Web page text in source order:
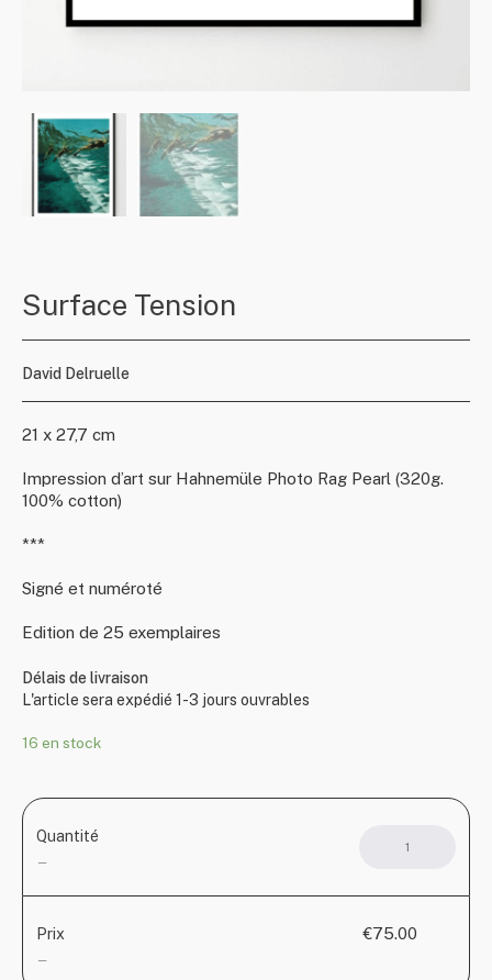
Surface Tension
David Delruelle
21 x 27,7 cm
Impression d’art sur Hahnemüle Photo Rag Pearl (320g.
100% cotton)
***
Signé et numéroté
Edition de 25 exemplaires
Délais de livraison
L'article sera expédié 1-3 jours ouvrables
16 en stock
Quantité
—
Prix
—
€75.00